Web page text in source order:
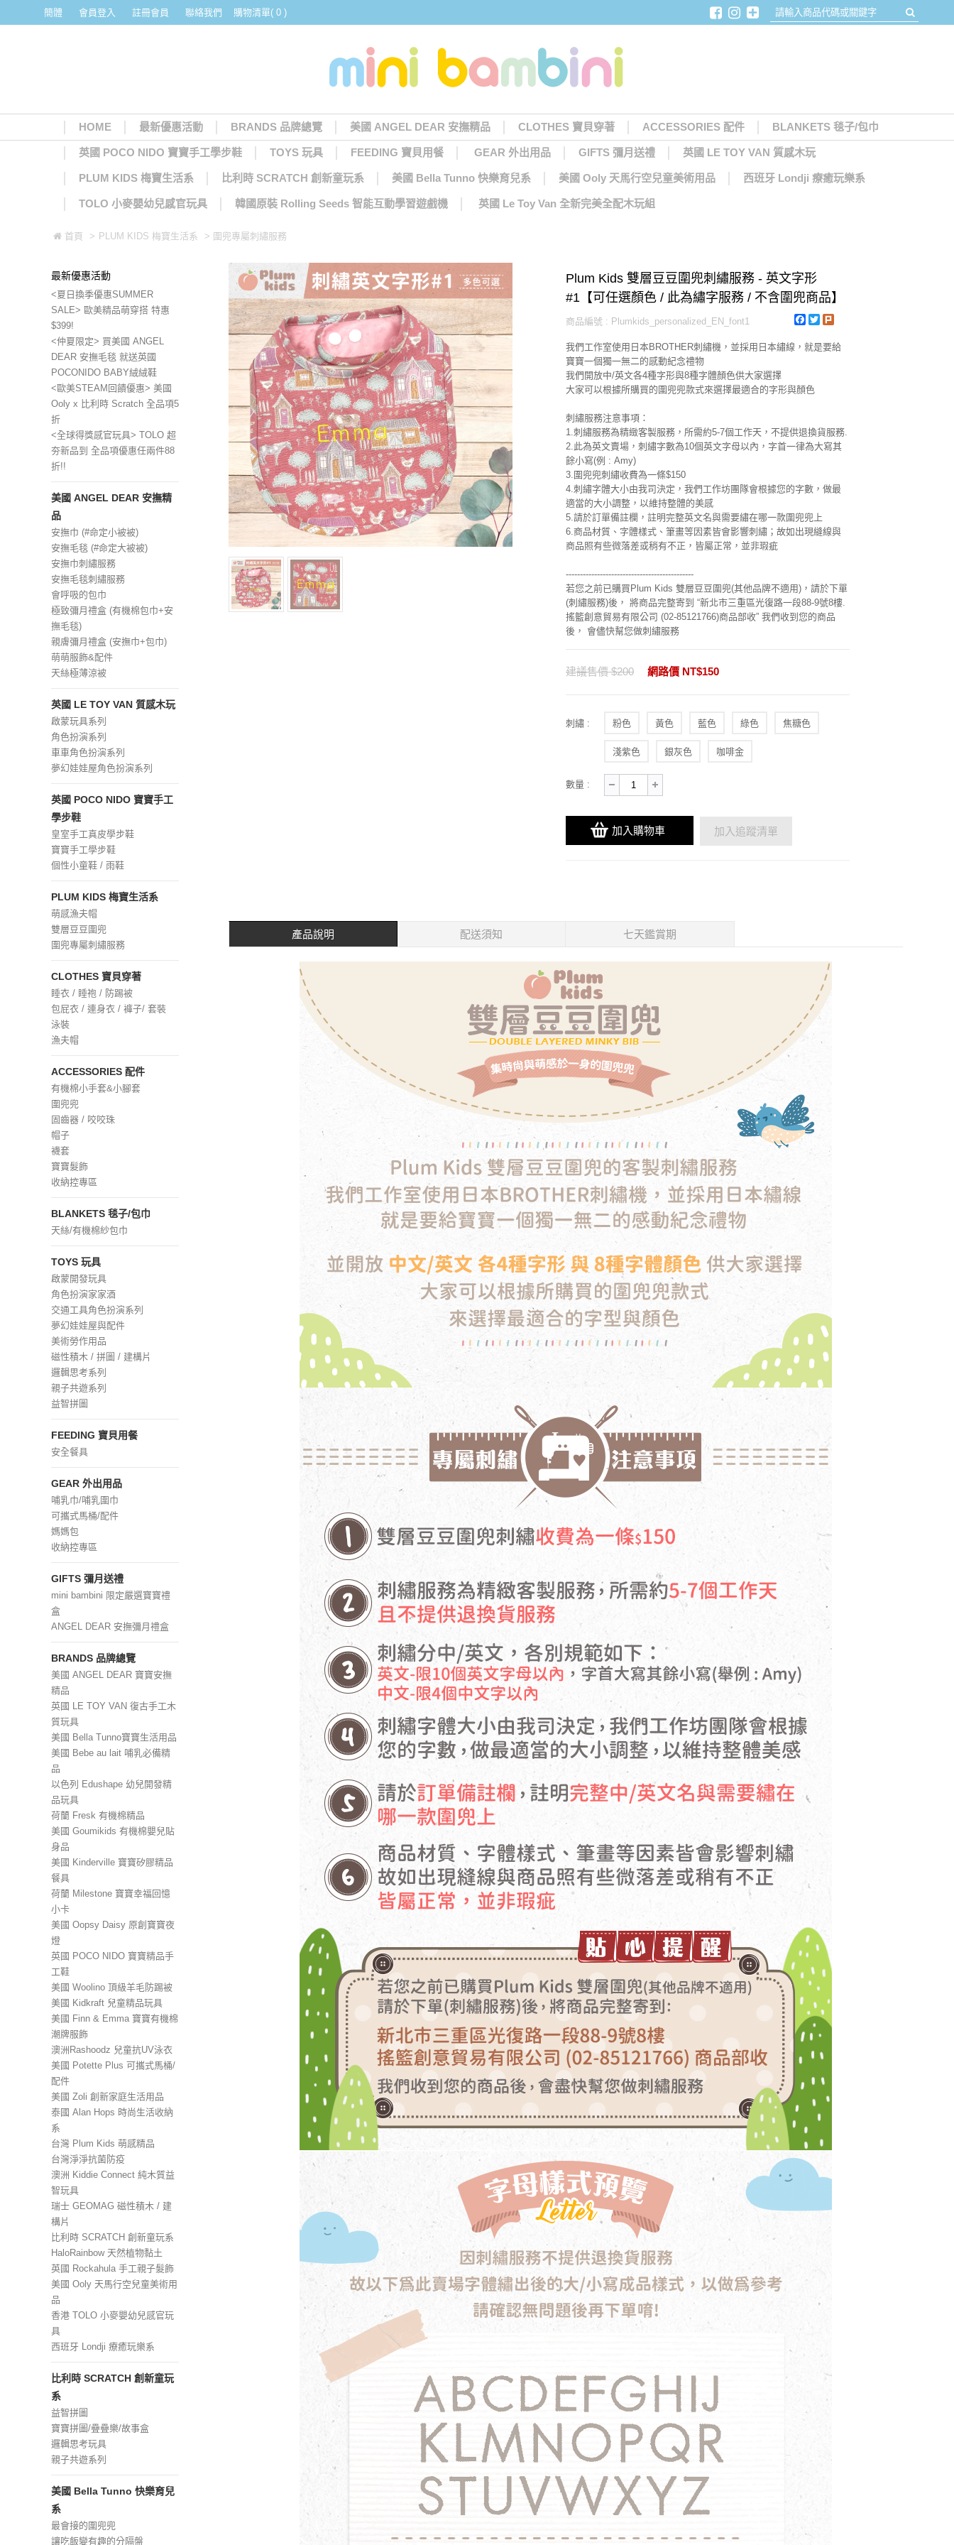
簡體 會員登入 註冊會員 聯絡我們 購物清單( 0 )
HOME 最新優惠活動 BRANDS 品牌總覽 美國 ANGEL DEAR 安撫精品 CLOTHES 寶貝穿著 ACCESSORIES 配件 BLANKETS 毯子/包巾
英國 POCO NIDO 寶寶手工學步鞋 TOYS 玩具 FEEDING 寶貝用餐 GEAR 外出用品 GIFTS 彌月送禮 英國 LE TOY VAN 質感木玩
PLUM KIDS 梅寶生活系 比利時 SCRATCH 創新童玩系 美國 Bella Tunno 快樂育兒系 美國 Ooly 天馬行空兒童美術用品 西班牙 Londji 療癒玩樂系
TOLO 小麥嬰幼兒感官玩具 韓國原裝 Rolling Seeds 智能互動學習遊戲機 英國 Le Toy Van 全新完美全配木玩組
首頁 > PLUM KIDS 梅寶生活系 > 圍兜專屬刺繡服務
最新優惠活動
<夏日換季優惠SUMMER
SALE> 歐美精品萌穿搭 特惠
$399!
<仲夏限定> 買美國 ANGEL
DEAR 安撫毛毯 就送英國
POCONIDO BABY絨絨鞋
<歐美STEAM回饋優惠> 美國
Ooly x 比利時 Scratch 全品項5
折
<全球得獎感官玩具> TOLO 超
夯新品到 全品項優惠任兩件88
折!!
美國 ANGEL DEAR 安撫精
品
安撫巾 (#命定小被被)
安撫毛毯 (#命定大被被)
安撫巾刺繡服務
安撫毛毯刺繡服務
會呼吸的包巾
極致彌月禮盒 (有機棉包巾+安
撫毛毯)
親膚彌月禮盒 (安撫巾+包巾)
萌萌服飾&配件
天絲極薄涼被
英國 LE TOY VAN 質感木玩
啟蒙玩具系列
角色扮演系列
車車角色扮演系列
夢幻娃娃屋角色扮演系列
英國 POCO NIDO 寶寶手工
學步鞋
皇室手工真皮學步鞋
寶寶手工學步鞋
個性小童鞋 / 雨鞋
PLUM KIDS 梅寶生活系
萌感漁夫帽
雙層豆豆圍兜
圍兜專屬刺繡服務
CLOTHES 寶貝穿著
睡衣 / 睡袍 / 防踢被
包屁衣 / 連身衣 / 褲子/ 套裝
泳裝
漁夫帽
ACCESSORIES 配件
有機棉小手套&小腳套
圍兜兜
固齒器 / 咬咬珠
帽子
襪套
寶寶髮飾
收納控專區
BLANKETS 毯子/包巾
天絲/有機棉紗包巾
TOYS 玩具
啟蒙開發玩具
角色扮演家家酒
交通工具角色扮演系列
夢幻娃娃屋與配件
美術勞作用品
磁性積木 / 拼圖 / 建構片
邏輯思考系列
親子共遊系列
益智拼圖
FEEDING 寶貝用餐
安全餐具
GEAR 外出用品
哺乳巾/哺乳圍巾
可攜式馬桶/配件
媽媽包
收納控專區
GIFTS 彌月送禮
mini bambini 限定嚴選寶寶禮
盒
ANGEL DEAR 安撫彌月禮盒
BRANDS 品牌總覽
美國 ANGEL DEAR 寶寶安撫
精品
英國 LE TOY VAN 復古手工木
質玩具
美國 Bella Tunno寶寶生活用品
美國 Bebe au lait 哺乳必備精
品
以色列 Edushape 幼兒開發精
品玩具
荷蘭 Fresk 有機棉精品
美國 Goumikids 有機棉嬰兒貼
身品
美國 Kinderville 寶寶矽膠精品
餐具
荷蘭 Milestone 寶寶幸福回憶
小卡
美國 Oopsy Daisy 原創寶寶夜
燈
英國 POCO NIDO 寶寶精品手
工鞋
美國 Woolino 頂級羊毛防踢被
美國 Kidkraft 兒童精品玩具
美國 Finn & Emma 寶寶有機棉
潮牌服飾
澳洲Rashoodz 兒童抗UV泳衣
美國 Potette Plus 可攜式馬桶/
配件
美國 Zoli 創新家庭生活用品
泰國 Alan Hops 時尚生活收納
系
台灣 Plum Kids 萌感精品
台灣淨淨抗菌防疫
澳洲 Kiddie Connect 純木質益
智玩具
瑞士 GEOMAG 磁性積木 / 建
構片
比利時 SCRATCH 創新童玩系
HaloRainbow 天然植物黏土
英國 Rockahula 手工親子髮飾
美國 Ooly 天馬行空兒童美術用
品
香港 TOLO 小麥嬰幼兒感官玩
具
西班牙 Londji 療癒玩樂系
比利時 SCRATCH 創新童玩
系
益智拼圖
寶寶拼圖/疊疊樂/故事盒
邏輯思考玩具
親子共遊系列
美國 Bella Tunno 快樂育兒
系
最會接的圍兜兜
讓吃飯變有趣的分隔盤
Plum Kids 雙層豆豆圍兜刺繡服務 - 英文字形
#1【可任選顏色 / 此為繡字服務 / 不含圍兜商品】
Facebook
Twitter
商品編號 : Plumkids_personalized_EN_font1
我們工作室使用日本BROTHER刺繡機，並採用日本繡線，就是要給
寶寶一個獨一無二的感動紀念禮物
我們開放中/英文各4種字形與8種字體顏色供大家選擇
大家可以根據所購買的圍兜兜款式來選擇最適合的字形與顏色
刺繡服務注意事項：
1.刺繡服務為精緻客製服務，所需約5-7個工作天，不提供退換貨服務.
2.此為英文賣場，刺繡字數為10個英文字母以內，字首一律為大寫其
餘小寫(例 : Amy)
3.圍兜兜刺繡收費為一條$150
4.刺繡字體大小由我司決定，我們工作坊團隊會根據您的字數，做最
適當的大小調整，以維持整體的美感
5.請於訂單備註欄，註明完整英文名與需要繡在哪一款圍兜兜上
6.商品材質、字體樣式、筆畫等因素皆會影響刺繡；故如出現縫線與
商品照有些微落差或稍有不正，皆屬正常，並非瑕疵
---------------------------------------------
若您之前已購買Plum Kids 雙層豆豆圍兜(其他品牌不適用)，請於下單
(刺繡服務)後， 將商品完整寄到 “新北市三重區光復路一段88-9號8樓.
搖籃創意貿易有限公司 (02-85121766)商品部收” 我們收到您的商品
後， 會儘快幫您做刺繡服務
建議售價 $200 網路價 NT$150
刺繡 : 粉色 黃色 藍色 綠色 焦糖色
淺紫色 銀灰色 咖啡金
數量 :
加入購物車 加入追蹤清單
產品說明 配送須知 七天鑑賞期